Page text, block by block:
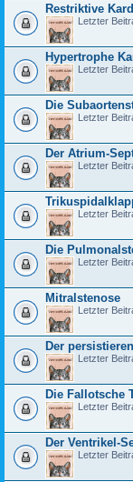
Restriktive
Letzter
Hypertrophe
Letzter
Die
Letzter
Der Atrium-
Letzter
Letzter
Die
Letzter
Mitralstenose
Letzter
Der
Letzter
Die Fallotsche
Letzter
Der Ventrikel-
Letzter